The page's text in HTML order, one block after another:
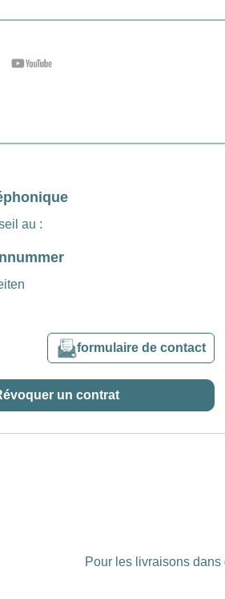
au :
formulaire de contact
un contrat
Pour les livraisons